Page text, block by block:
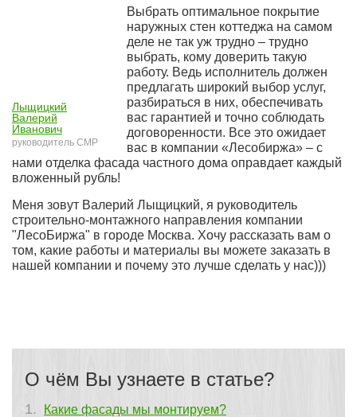
Лыщицкий
Валерий
Иванович
руководитель СМР
Выбрать оптимальное покрытие
наружных стен коттеджа на самом
деле не так уж трудно – трудно
выбрать, кому доверить такую
работу. Ведь исполнитель должен
предлагать широкий выбор услуг,
разбираться в них, обеспечивать
вас гарантией и точно соблюдать
договоренности. Все это ожидает
вас в компании «Лесобиржа» – с
нами отделка фасада частного дома оправдает каждый
вложенный рубль!
Меня зовут Валерий Лыщицкий, я руководитель
строительно-монтажного направления компании
"ЛесоБиржа" в городе Москва. Хочу рассказать вам о
том, какие работы и материалы вы можете заказать в
нашей компании и почему это лучше сделать у нас)))
О чём Вы узнаете в статье?
Какие фасады мы монтируем?